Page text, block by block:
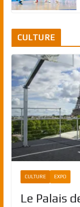
CULTURE
CULTURE EXPO
Le Palais